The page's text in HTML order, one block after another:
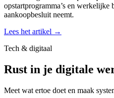
opstartprogramma’s en werkelijke
aankoopbesluit neemt.
Lees het artikel →
Tech & digitaal
Rust in je digitale
Meet wat ertoe doet en maak